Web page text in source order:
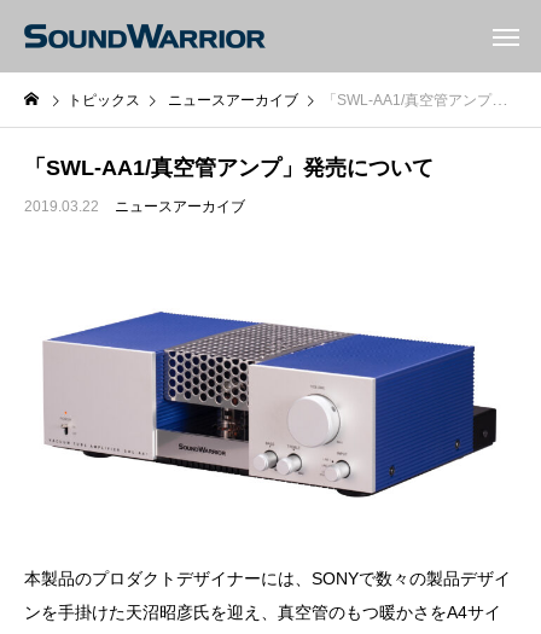
トピックス ニュースアーカイブ 「SWL-AA1/真空管アンプ」発売について
「SWL-AA1/真空管アンプ」発売について
2019.03.22 ニュースアーカイブ
本製品のプロダクトデザイナーには、SONYで数々の製品デザイ
ンを手掛けた天沼昭彦氏を迎え、真空管のもつ暖かさをA4サイ